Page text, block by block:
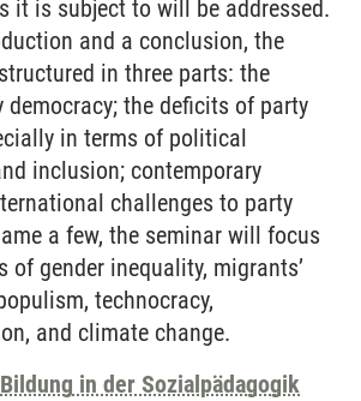
it is subject to will be addressed.
and a conclusion, the
in three parts: the
democracy; the deficits of party
in terms of political
inclusion; contemporary
challenges to party
a few, the seminar will focus
of gender inequality, migrants’
technocracy,
and climate change.
in der Sozialpädagogik